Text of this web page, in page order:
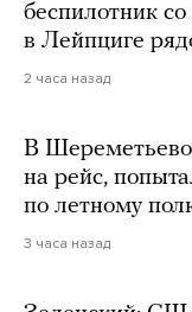
беспилотник
в Лейпциге
2 часа назад
В Шереметьево
на рейс,
по летному
3 часа назад